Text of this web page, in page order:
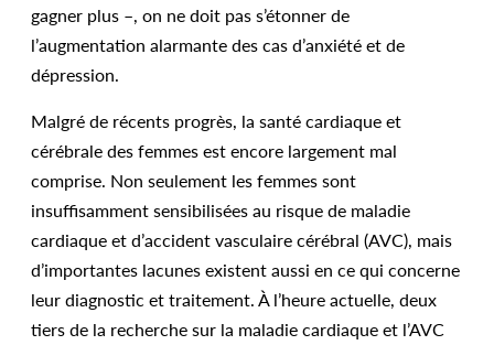
gagner plus –, on ne doit pas s’étonner de
l’augmentation alarmante des cas d’anxiété et de
dépression.
Malgré de récents progrès, la santé cardiaque et
cérébrale des femmes est encore largement mal
comprise. Non seulement les femmes sont
insuffisamment sensibilisées au risque de maladie
cardiaque et d’accident vasculaire cérébral (AVC), mais
d’importantes lacunes existent aussi en ce qui concerne
leur diagnostic et traitement. À l’heure actuelle, deux
tiers de la recherche sur la maladie cardiaque et l’AVC